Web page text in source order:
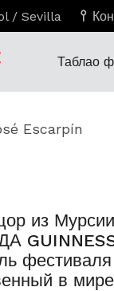
/ Sevilla
Таблао
Escarpín
из
в